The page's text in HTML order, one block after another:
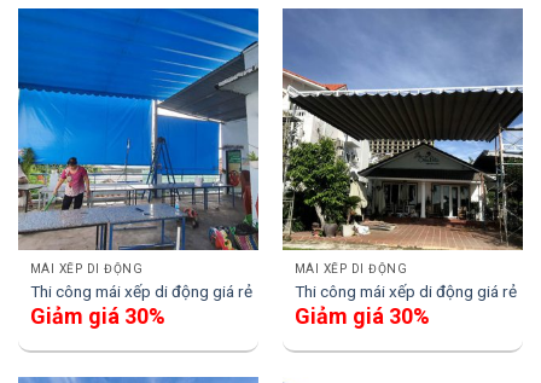
MÁI XẾP DI ĐỘNG
Thi công mái xếp di động giá rẻ
Giảm giá 30%
MÁI XẾP DI ĐỘNG
Thi công mái xếp di động giá rẻ
Giảm giá 30%